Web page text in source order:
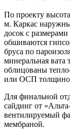
По проекту
м. Каркас
досок с
обшиваются
бруса по
минеральная
облицованы
или ОСП
Для финальной
сайдинг от
вентилируемый
мембраной.